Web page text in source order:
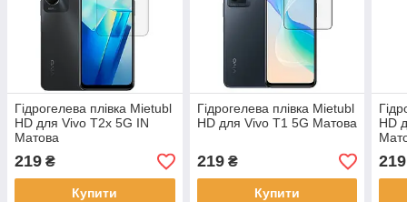
Гідрогелева плівка Mietubl
HD для Vivo T2x 5G IN
Матова
219 ₴
Купити
Гідрогелева плівка Mietubl
HD для Vivo T1 5G Матова
219₴
Купити
HD
219